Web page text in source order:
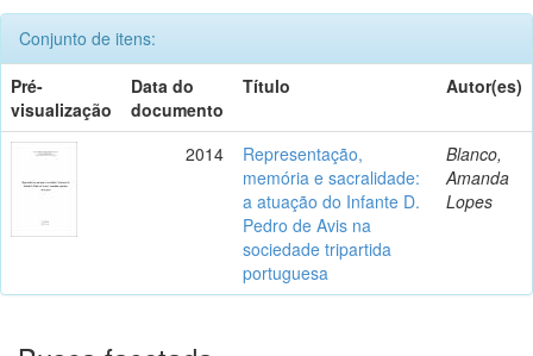
Conjunto de itens:
Pré-
visualização
Data do
documento
Título Autor(es)
2014
Representação,
memória e sacralidade:
a atuação do Infante D.
Pedro de Avis na
sociedade tripartida
portuguesa
Blanco,
Amanda
Lopes